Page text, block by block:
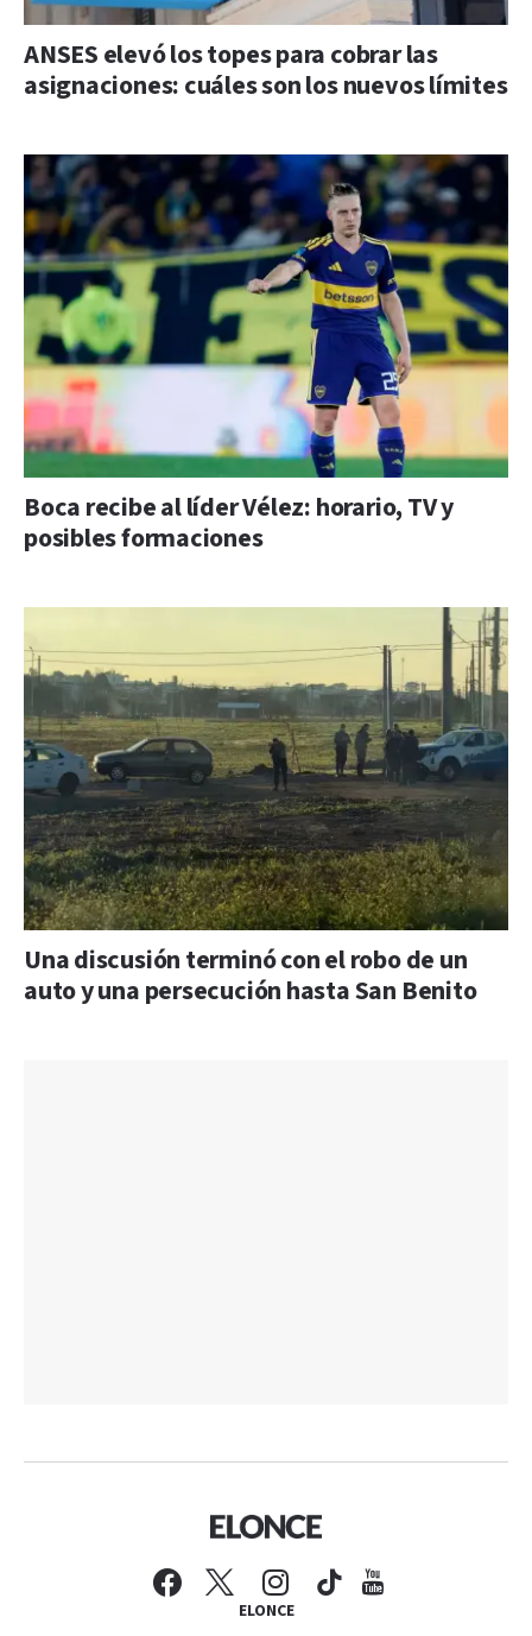
ANSES elevó los topes para cobrar las
asignaciones: cuáles son los nuevos límites
Boca recibe al líder Vélez: horario, TV y
posibles formaciones
Una discusión terminó con el robo de un
auto y una persecución hasta San Benito
ELONCE